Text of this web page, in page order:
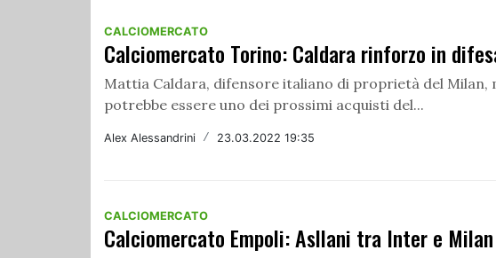
CALCIOMERCATO
Calciomercato Torino: Caldara rinforzo in
Mattia Caldara, difensore italiano di proprietà del Milan,
potrebbe essere uno dei prossimi acquisti del...
Alex Alessandrini / 23.03.2022 19:35
CALCIOMERCATO
Calciomercato Empoli: Asllani tra Inter e Milan